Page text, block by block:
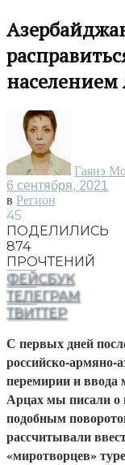
Гаянэ
6 сентября, 2021
в Регион
45
ПОДЕЛИЛИСЬ
874
ПРОЧТЕНИЙ
ФЕЙСБУК
ТЕЛЕГРАМ
ТВИТТЕР
С первых дней
российско-армяно-
перемирии и ввода
Арцах мы писали о
подобным
рассчитывали
«миротворцев»